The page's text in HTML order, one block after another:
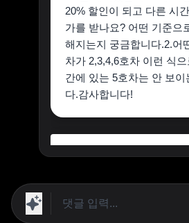
20% 할인이 되고 다른 시
가를 받나요? 어떤 기준으
해지는지 궁금합니다.2.어
차가 2,3,4,6호차 이런 식
간에 있는 5호차는 안 보이
다.감사합니다!
1. 왜 어떤 시간대 KTX는
수)를 기준으로 정해집니다.